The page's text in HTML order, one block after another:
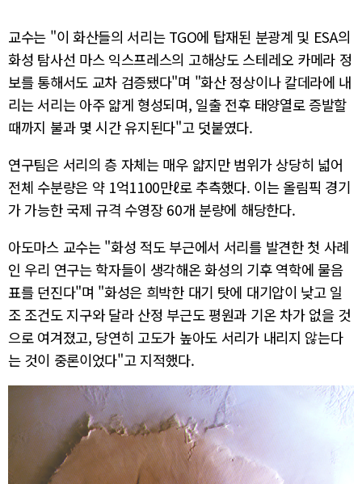
교수는 "이 화산들의 서리는 TGO에 탑재된 분광계 및 ESA의
화성 탐사선 마스 익스프레스의 고해상도 스테레오 카메라 정
보를 통해서도 교차 검증됐다"며 "화산 정상이나 칼데라에 내
리는 서리는 아주 얇게 형성되며, 일출 전후 태양열로 증발할
때까지 불과 몇 시간 유지된다"고 덧붙였다.
연구팀은 서리의 층 자체는 매우 얇지만 범위가 상당히 넓어
전체 수분량은 약 1억1100만ℓ로 추측했다. 이는 올림픽 경기
가 가능한 국제 규격 수영장 60개 분량에 해당한다.
아도마스 교수는 "화성 적도 부근에서 서리를 발견한 첫 사례
인 우리 연구는 학자들이 생각해온 화성의 기후 역학에 물음
표를 던진다"며 "화성은 희박한 대기 탓에 대기압이 낮고 일
조 조건도 지구와 달라 산정 부근도 평원과 기온 차가 없을 것
으로 여겨졌고, 당연히 고도가 높아도 서리가 내리지 않는다
는 것이 중론이었다"고 지적했다.